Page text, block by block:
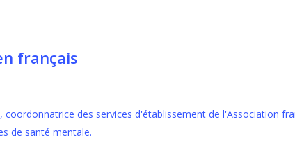
français